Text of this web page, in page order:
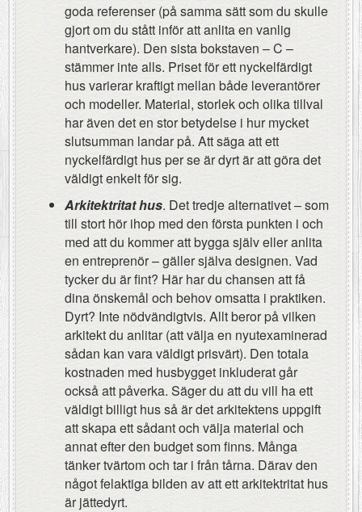
goda referenser (på samma sätt som du skulle
gjort om du stått inför att anlita en vanlig
hantverkare). Den sista bokstaven – C –
stämmer inte alls. Priset för ett nyckelfärdigt
hus varierar kraftigt mellan både leverantörer
och modeller. Material, storlek och olika tillval
har även det en stor betydelse i hur mycket
slutsumman landar på. Att säga att ett
nyckelfärdigt hus per se är dyrt är att göra det
väldigt enkelt för sig.
Arkitektritat hus. Det tredje alternativet – som
till stort hör ihop med den första punkten i och
med att du kommer att bygga själv eller anlita
en entreprenör – gäller själva designen. Vad
tycker du är fint? Här har du chansen att få
dina önskemål och behov omsatta i praktiken.
Dyrt? Inte nödvändigtvis. Allt beror på vilken
arkitekt du anlitar (att välja en nyutexaminerad
sådan kan vara väldigt prisvärt). Den totala
kostnaden med husbygget inkluderat går
också att påverka. Säger du att du vill ha ett
väldigt billigt hus så är det arkitektens uppgift
att skapa ett sådant och välja material och
annat efter den budget som finns. Många
tänker tvärtom och tar i från tårna. Därav den
något felaktiga bilden av att ett arkitektritat hus
är jättedyrt.